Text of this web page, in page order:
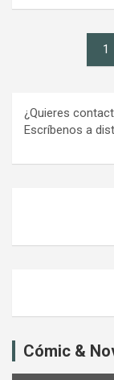
Paginación1
¿Quieres
Escríbenos a
Cómic &